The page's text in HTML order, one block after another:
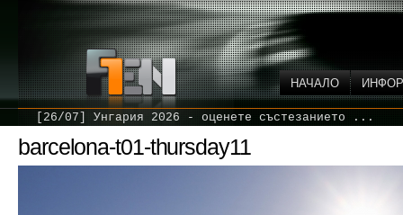
НАЧАЛО
[26/07] Унгария 2026 - оценете състезанието ...
barcelona-t01-thursday11